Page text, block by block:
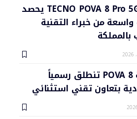
هاتف TECNO POVA 8 Pro 5G يحصد
من خبراء التقنية
بالمملكة
سلسلة POVA 8 تنطلق رسمياً
بتعاون تقني استثنائي